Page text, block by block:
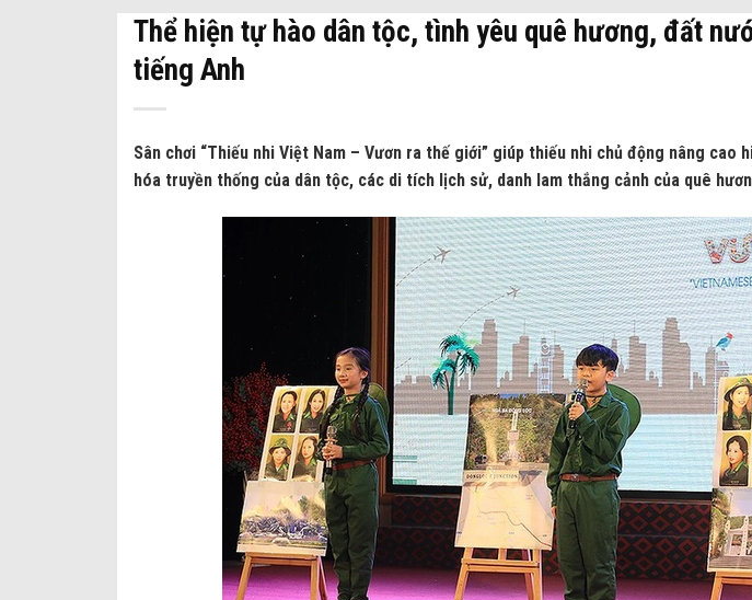
Thể hiện tự hào dân tộc, tình yêu quê hương, đất
tiếng Anh
Sân chơi “Thiếu nhi Việt Nam – Vươn ra thế giới” giúp thiếu nhi chủ động nâng cao
hóa truyền thống của dân tộc, các di tích lịch sử, danh lam thắng cảnh của quê